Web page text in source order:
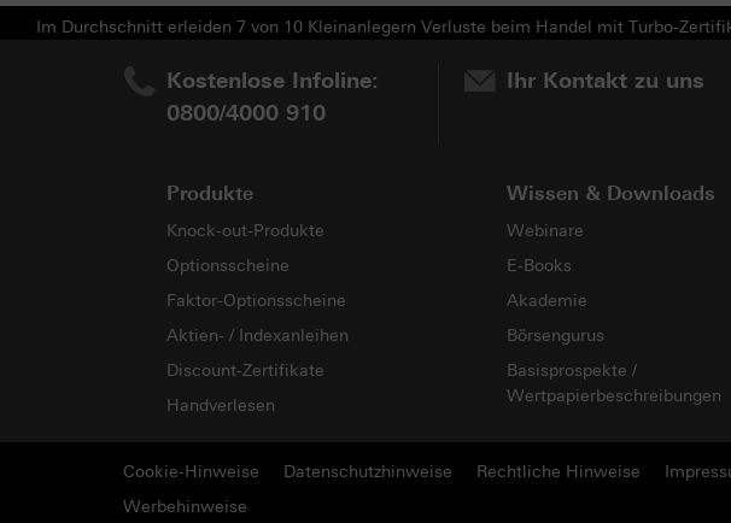
Im Durchschnitt erleiden 7 von 10 Kleinanlegern Verluste beim Handel mit Turbo-
Kostenlose Infoline:
0800/4000 910
Ihr Kontakt zu uns
Produkte
Knock-out-Produkte
Optionsscheine
Faktor-Optionsscheine
Aktien- / Indexanleihen
Discount-Zertifikate
Handverlesen
Wissen & Downloads
Webinare
E-Books
Akademie
Börsengurus
Basisprospekte /
Wertpapierbeschreibungen
Cookie-Hinweise Datenschutzhinweise Rechtliche Hinweise
Werbehinweise